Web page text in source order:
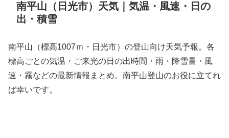
南平山（日光市）天気｜気温・風速・日の
出・積雪
南平山（標高1007ｍ・日光市）の登山向け天気予報。各
標高ごとの気温・ご来光の日の出時間・雨・降雪量・風
速・霧などの最新情報まとめ。南平山登山のお役に立てれ
ば幸いです。